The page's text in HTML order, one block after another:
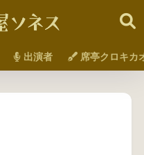
出演者 席亭クロキカ